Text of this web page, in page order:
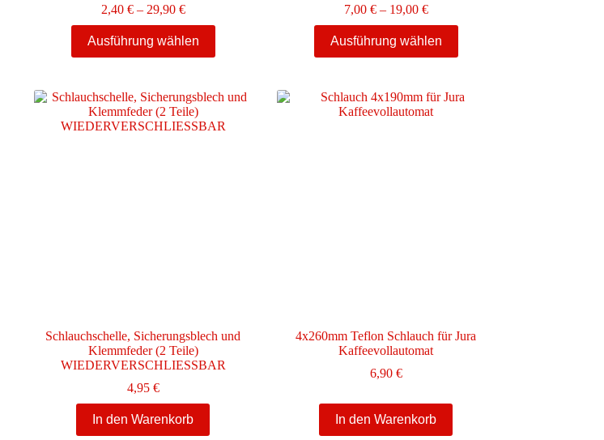
2,40 € – 29,90 €Preisspanne:
2,40 €
bis
Ausführung wählen
Produkt
weist
Varianten
auf.
Die
Optionen
7,00 € – 19,00 €Preisspanne:
7,00 €
bis
Ausführung wählen
Produkt
weist
Varianten
auf.
Die
Schlauchschelle, Sicherungsblech und
Klemmfeder (2 Teile)
WIEDERVERSCHLIESSBAR
4,95 €
In den Warenkorb
4x260mm Teflon Schlauch für Jura
Kaffeevollautomat
6,90 €
In den Warenkorb